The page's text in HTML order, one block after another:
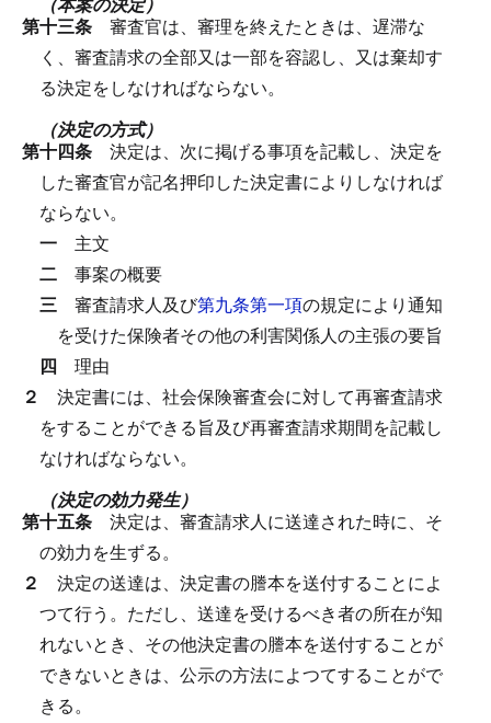
第十三条 審査官は、審理を終えたときは、遅滞な
く、審査請求の全部又は一部を容認し、又は棄却す
る決定をしなければならない。
（決定の方式）
第十四条 決定は、次に掲げる事項を記載し、決定を
した審査官が記名押印した決定書によりしなければ
ならない。
一 主文
二 事案の概要
三 審査請求人及び第九条第一項の規定により通知
を受けた保険者その他の利害関係人の主張の要旨
四 理由
２ 決定書には、社会保険審査会に対して再審査請求
をすることができる旨及び再審査請求期間を記載し
なければならない。
（決定の効力発生）
第十五条 決定は、審査請求人に送達された時に、そ
の効力を生ずる。
２ 決定の送達は、決定書の謄本を送付することによ
つて行う。 ただし、送達を受けるべき者の所在が知
れないとき、その他決定書の謄本を送付することが
できないときは、公示の方法によつてすることがで
きる。